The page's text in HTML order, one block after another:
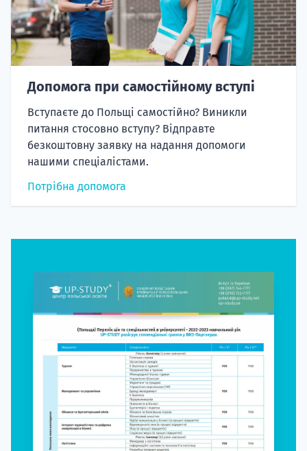
Допомога при самостійному вступі
Вступаєте до Польщі самостійно? Виникли
питання стосовно вступу? Відправте
безкоштовну заявку на надання допомоги
нашими спеціалістами.
Потрібна допомога